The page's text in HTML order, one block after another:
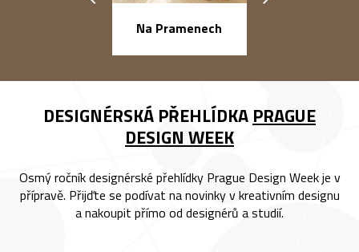
Na Pramenech
DESIGNÉRSKÁ PŘEHLÍDKA PRAGUE
DESIGN WEEK
Osmý ročník designérské přehlídky Prague Design Week je v
přípravě. Přijďte se podívat na novinky v kreativním designu
a nakoupit přímo od designérů a studií.